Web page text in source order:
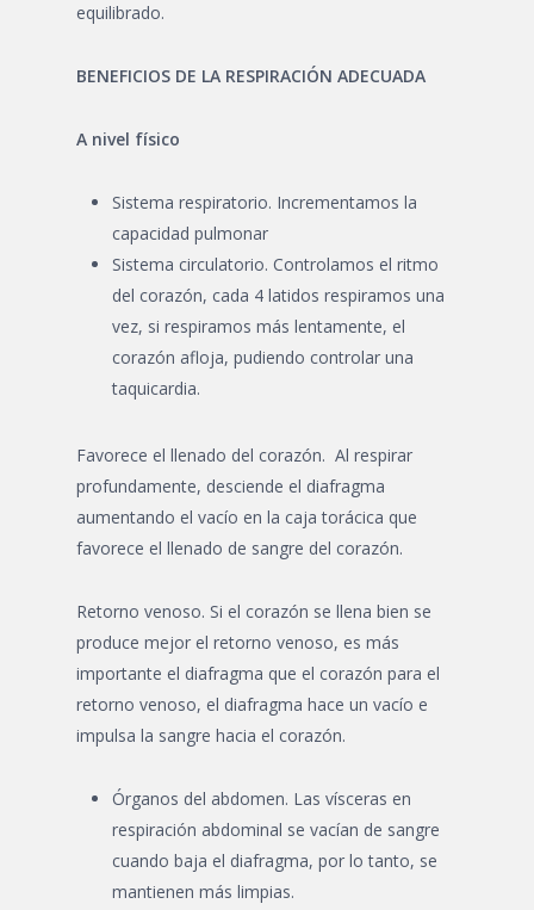
equilibrado.
BENEFICIOS DE LA RESPIRACIÓN ADECUADA
A nivel físico
Sistema respiratorio. Incrementamos la
capacidad pulmonar
Sistema circulatorio. Controlamos el ritmo
del corazón, cada 4 latidos respiramos una
vez, si respiramos más lentamente, el
corazón afloja, pudiendo controlar una
taquicardia.
Favorece el llenado del corazón. Al respirar
profundamente, desciende el diafragma
aumentando el vacío en la caja torácica que
favorece el llenado de sangre del corazón.
Retorno venoso. Si el corazón se llena bien se
produce mejor el retorno venoso, es más
importante el diafragma que el corazón para el
retorno venoso, el diafragma hace un vacío e
impulsa la sangre hacia el corazón.
Órganos del abdomen. Las vísceras en
respiración abdominal se vacían de sangre
cuando baja el diafragma, por lo tanto, se
mantienen más limpias.